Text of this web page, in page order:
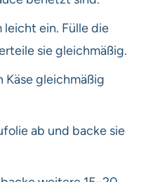
ein. Fülle die
sie gleichmäßig.
Käse gleichmäßig
ab und backe sie